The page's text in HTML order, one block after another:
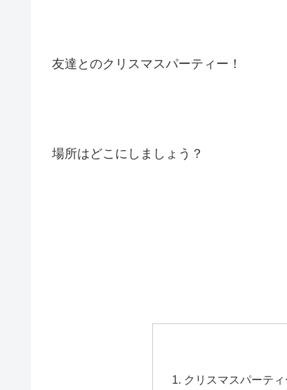
友達とのクリスマスパーティー！
場所はどこにしましょう？
クリスマスパーテ